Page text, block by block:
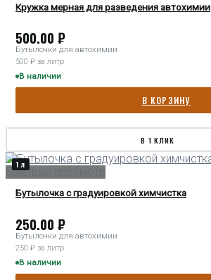
Кружка мерная для разведения автохимии
500.00 ₽
Бутылочки для автохимии
500 ₽ за литр
В наличии
В КОРЗИНУ
В 1 КЛИК
1 л
Быстрый просмотр
Бутылочка с градуировкой химчистка
250.00 ₽
Бутылочки для автохимии
250 ₽ за литр
В наличии